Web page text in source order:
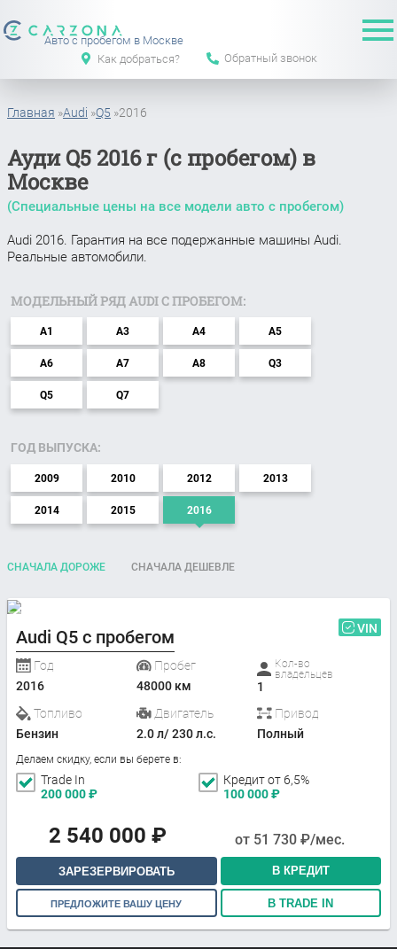
Авто с пробегом в Москве
Как добраться?
Обратный звонок
Главная »Audi »Q5 »2016
Ауди Q5 2016 г (с пробегом) в
Москве
(Специальные цены на все модели авто с пробегом)
Audi 2016. Гарантия на все подержанные машины Audi.
Реальные автомобили.
МОДЕЛЬНЫЙ РЯД AUDI С ПРОБЕГОМ:
A1 A3 A4 A5
A6 A7 A8 Q3
Q5 Q7
ГОД ВЫПУСКА:
2009 2010 2012 2013
2014 2015 2016
СНАЧАЛА ДОРОЖЕ СНАЧАЛА ДЕШЕВЛЕ
Audi Q5 с пробегом VIN
Год
2016
Пробег
48000 км
Кол-во
владельцев
1
Топливо
Бензин
Двигатель
2.0 л/ 230 л.с.
Привод
Полный
Делаем скидку, если вы берете в:
Trade In
200 000₽
Кредит от 6,5%
100 000₽
2 540 000 ₽ от 51 730 ₽/мес.
ЗАРЕЗЕРВИРОВАТЬ В КРЕДИТ
ПРЕДЛОЖИТЕ ВАШУ ЦЕНУ В TRADE IN